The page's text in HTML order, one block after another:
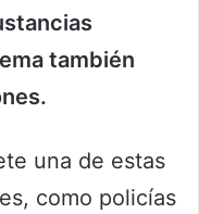
también
una de estas
como policías